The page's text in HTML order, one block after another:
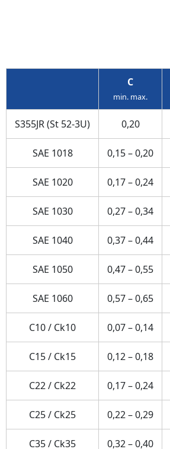
C
min. max.
S355JR (St 52-3U) 0,20
SAE 1018 0,15 – 0,20
SAE 1020 0,17 – 0,24
SAE 1030 0,27 – 0,34
SAE 1040 0,37 – 0,44
SAE 1050 0,47 – 0,55
SAE 1060 0,57 – 0,65
C10 / Ck10 0,07 – 0,14
C15 / Ck15 0,12 – 0,18
C22 / Ck22 0,17 – 0,24
C25 / Ck25 0,22 – 0,29
C35 / Ck35 0,32 – 0,40